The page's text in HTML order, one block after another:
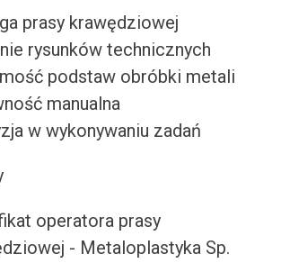
prasy krawędziowej
rysunków technicznych
podstaw obróbki metali
manualna
w wykonywaniu zadań
operatora prasy
- Metaloplastyka Sp.